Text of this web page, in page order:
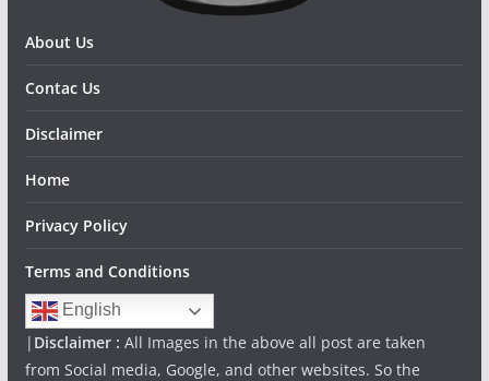
About Us
Contac Us
Disclaimer
Home
Privacy Policy
Terms and Conditions
English
| Disclaimer : All Images in the above all post are taken
from Social media, Google, and other websites. So the